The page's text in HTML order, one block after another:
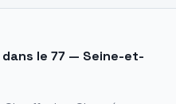
dans le77 — Seine-et-